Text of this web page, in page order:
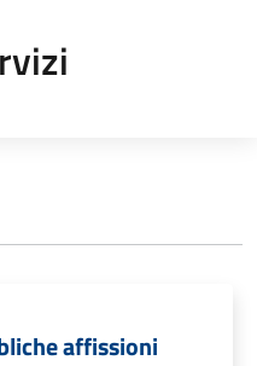
affissioni